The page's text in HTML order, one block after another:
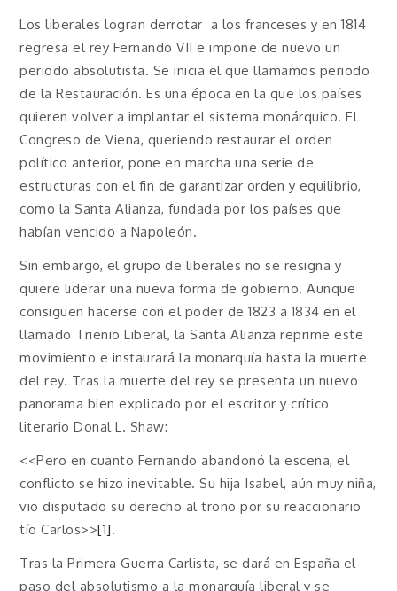
Los liberales logran derrotar a los franceses y en 1814
regresa el rey Fernando VII e impone de nuevo un
periodo absolutista. Se inicia el que llamamos periodo
de la Restauración. Es una época en la que los países
quieren volver a implantar el sistema monárquico. El
Congreso de Viena, queriendo restaurar el orden
político anterior, pone en marcha una serie de
estructuras con el fin de garantizar orden y equilibrio,
como la Santa Alianza, fundada por los países que
habían vencido a Napoleón.
Sin embargo, el grupo de liberales no se resigna y
quiere liderar una nueva forma de gobierno. Aunque
consiguen hacerse con el poder de 1823 a 1834 en el
llamado Trienio Liberal, la Santa Alianza reprime este
movimiento e instaurará la monarquía hasta la muerte
del rey. Tras la muerte del rey se presenta un nuevo
panorama bien explicado por el escritor y crítico
literario Donal L. Shaw:
<<Pero en cuanto Fernando abandonó la escena, el
conflicto se hizo inevitable. Su hija Isabel, aún muy niña,
vio disputado su derecho al trono por su reaccionario
tío Carlos>>[1].
Tras la Primera Guerra Carlista, se dará en España el
paso del absolutismo a la monarquía liberal y se